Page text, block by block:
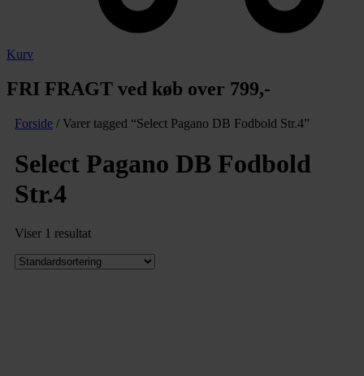
Kurv
FRI FRAGT ved køb over 799,-
Forside / Varer tagged “Select Pagano DB Fodbold Str.4”
Select Pagano DB Fodbold
Str.4
Viser 1 resultat